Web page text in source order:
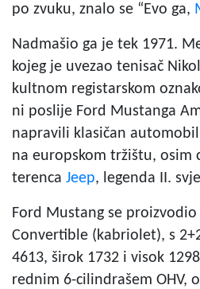
po zvuku, znalo se “Evo ga,
Nadmašio ga je tek 1971.
kojeg je uvezao tenisač
kultnom registarskom
ni poslije Ford Mustanga
napravili klasičan
na europskom tržištu, osim
terenca Jeep, legenda II.
Ford Mustang se
Convertible (kabriolet), s
4613, širok 1732 i visok
rednim 6-cilindrašem OHV,